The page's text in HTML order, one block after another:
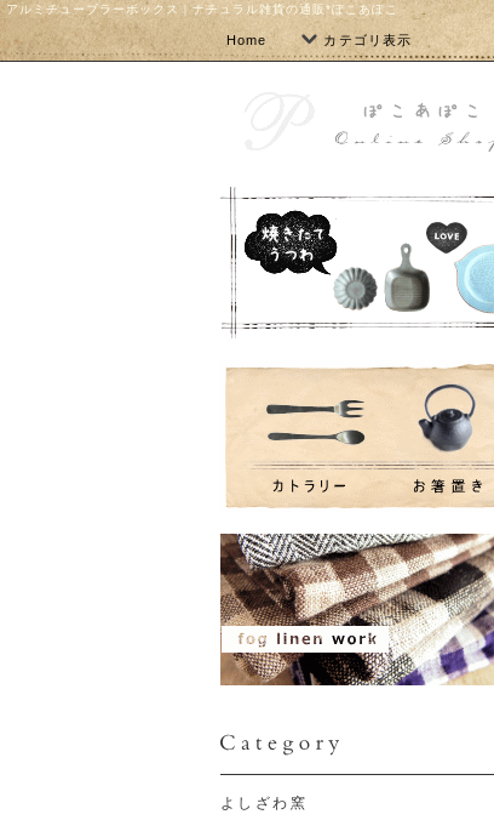
アルミチューブラーボックス｜ナチュラル雑貨の通販*ぽこあぽこ
Home カテゴリ表示
よしざわ窯